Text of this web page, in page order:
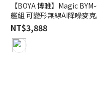
【BOYA 博雅】Magic
艦組 可變形無線AI降噪麥
熱銷破千萬｜總代理公司貨
NT$3,888